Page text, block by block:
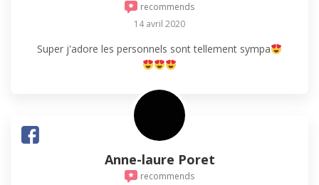
recommends
14 avril 2020
Super j'adore les personnels sont tellement sympa
Anne-laure Poret
recommends